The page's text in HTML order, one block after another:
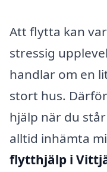
Att flytta kan
stressig
handlar om en
stort hus.
hjälp när du
alltid inhämta
flytthjälp i